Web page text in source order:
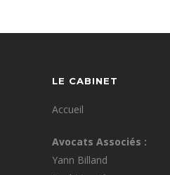
LE CABINET
Accueil
Avocats Associés :
Yann Billand